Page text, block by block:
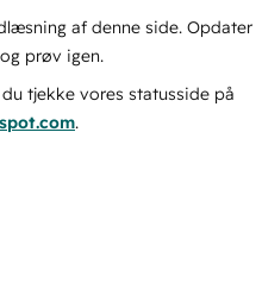
af denne side. Opdater
prøv igen.
tjekke vores statusside på
.